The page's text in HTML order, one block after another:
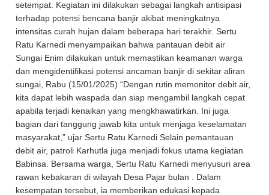
setempat. Kegiatan ini dilakukan sebagai langkah antisipasi
terhadap potensi bencana banjir akibat meningkatnya
intensitas curah hujan dalam beberapa hari terakhir. Sertu
Ratu Karnedi menyampaikan bahwa pantauan debit air
Sungai Enim dilakukan untuk memastikan keamanan warga
dan mengidentifikasi potensi ancaman banjir di sekitar aliran
sungai, Rabu (15/01/2025) “Dengan rutin memonitor debit air,
kita dapat lebih waspada dan siap mengambil langkah cepat
apabila terjadi kenaikan yang mengkhawatirkan. Ini juga
bagian dari tanggung jawab kita untuk menjaga keselamatan
masyarakat,” ujar Sertu Ratu Karnedi Selain pemantauan
debit air, patroli Karhutla juga menjadi fokus utama kegiatan
Babinsa. Bersama warga, Sertu Ratu Karnedi menyusuri area
rawan kebakaran di wilayah Desa Pajar bulan . Dalam
kesempatan tersebut, ia memberikan edukasi kepada